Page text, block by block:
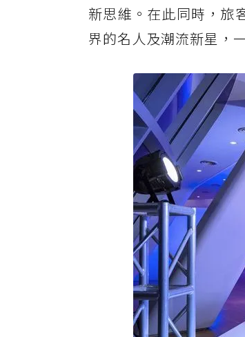
新思維。在此同時，旅
界的名人及潮流新星，